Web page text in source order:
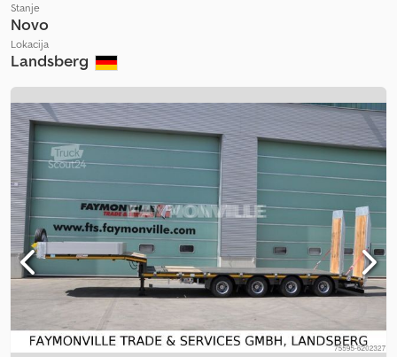
Stanje
Novo
Lokacija
Landsberg